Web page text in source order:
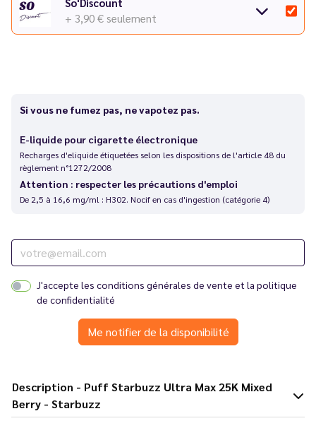
+ 3,90 € seulement
Si vous ne fumez pas, ne vapotez pas.
E-liquide pour cigarette électronique
Recharges d'eliquide étiquetées selon les dispositions de l'article 48 du
règlement n°1272/2008
Attention : respecter les précautions d'emploi
De 2,5 à 16,6 mg/ml : H302. Nocif en cas d'ingestion (catégorie 4)
J'accepte les conditions générales de vente et la politique
de confidentialité
Me notifier de la disponibilité
Description - Puff Starbuzz Ultra Max 25K Mixed
Berry - Starbuzz